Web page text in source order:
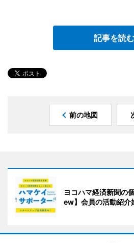
記事を読む
前の地図
ヨコハマ経済新聞の
ew】会員の活動紹介